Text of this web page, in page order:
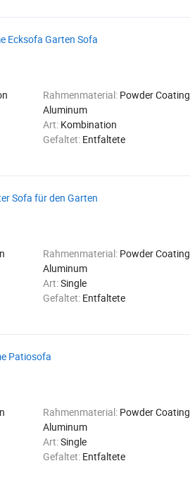
Ecksofa Garten Sofa
Rahmenmaterial: Powder Coating
Aluminum
Art: Kombination
Gefaltet: Entfaltete
Sofa für den Garten
Rahmenmaterial: Powder Coating
Aluminum
Art:Single
Gefaltet: Entfaltete
Patiosofa
Rahmenmaterial: Powder Coating
Aluminum
Art:Single
Gefaltet: Entfaltete